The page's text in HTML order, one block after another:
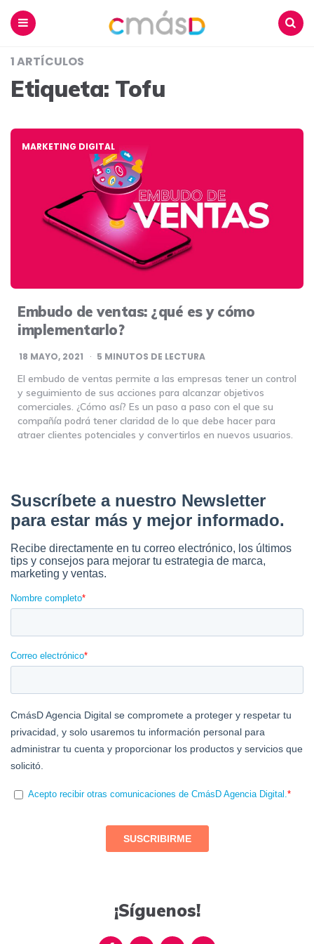
1 ARTÍCULOS
Etiqueta: Tofu
MARKETING DIGITAL
Embudo de ventas: ¿qué es y cómo
implementarlo?
18 MAYO, 2021 5 MINUTOS DE LECTURA
El embudo de ventas permite a las empresas tener un control
y seguimiento de sus acciones para alcanzar objetivos
comerciales. ¿Cómo así? Es un paso a paso con el que su
compañía podrá tener claridad de lo que debe hacer para
atraer clientes potenciales y convertirlos en nuevos usuarios.
¡Síguenos!